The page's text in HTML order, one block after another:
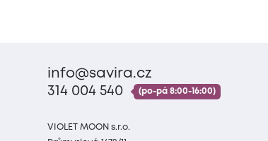
info@savira.cz
314 004 540
(po-pá 8:00-16:00)
VIOLET MOON s.r.o.